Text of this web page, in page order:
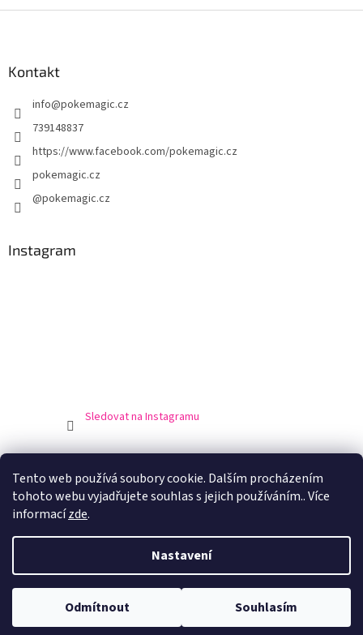
Tento web používá soubory cookie. Dalším procházením
tohoto webu vyjadřujete souhlas s jejich používáním.. Více
informacízde.
Nastavení
Odmítnout Souhlasím
Kontakt
info@pokemagic.cz
739148837
https://www.facebook.com/pokemagic.cz
pokemagic.cz
@pokemagic.cz
Instagram
Sledovat na Instagramu
Doprava a platba Výrobci
Vytvořil Shoptet
Copyright 2026PokeMagic.cz . Všechna práva vyhrazena.